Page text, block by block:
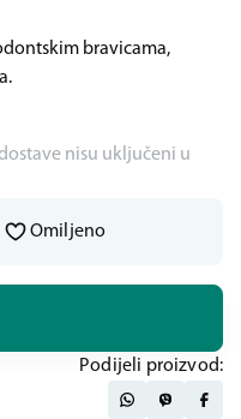
bravicama,
nisu uključeni u
Omiljeno
Podijeli proizvod: